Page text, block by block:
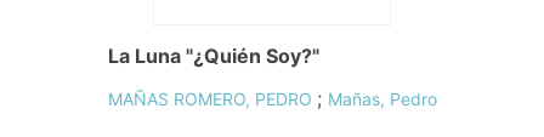
La Luna "¿Quién Soy?"
MAÑAS ROMERO, PEDRO ; Mañas, Pedro